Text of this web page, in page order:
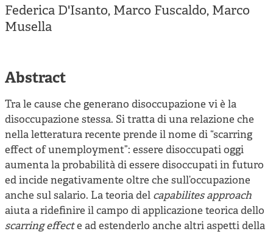
Federica D'Isanto, Marco Fuscaldo, Marco
Musella
Abstract
Tra le cause che generano disoccupazione vi è la
disoccupazione stessa. Si tratta di una relazione che
nella letteratura recente prende il nome di “scarring
effect of unemployment”: essere disoccupati oggi
aumenta la probabilità di essere disoccupati in futuro
ed incide negativamente oltre che sull’occupazione
anche sul salario. La teoria del capabilites approach
aiuta a ridefinire il campo di applicazione teorica dello
scarring effecte ad estenderlo anche altri aspetti della